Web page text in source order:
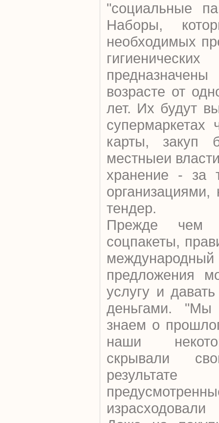
"социальные
Наборы,
необходимых
возрасте от
лет. Их будут
супермаркетах
карты, закуп
местныеи
хранение - за
организациями,
тендер.
Прежде чем
соцпакеты,
предложения
услугу и
деньгами.
знаем о
наши
скрывали